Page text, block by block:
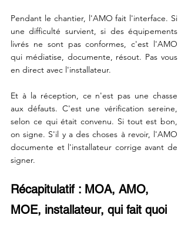
Pendant le chantier, l'AMO fait l'interface. Si
une difficulté survient, si des équipements
livrés ne sont pas conformes, c'est l'AMO
qui médiatise, documente, résout. Pas vous
en direct avec l'installateur.
Et à la réception, ce n'est pas une chasse
aux défauts. C'est une vérification sereine,
selon ce qui était convenu. Si tout est bon,
on signe. S'il y a des choses à revoir, l'AMO
documente et l'installateur corrige avant de
signer.
Récapitulatif : MOA, AMO,
MOE, installateur, qui fait quoi